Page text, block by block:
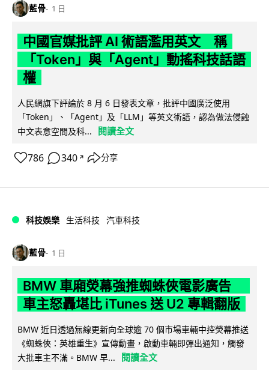
藍骨 1 日
中國官媒批評 AI 術語濫用英文 稱
「Token」與「Agent」動搖科技話語
權
人民網旗下評論於 8 月 6 日發表文章，批評中國廣泛使用
「Token」、「Agent」及「LLM」等英文術語，認為做法侵蝕
中文表意空間及科...
閱讀全文
786 340 ↗ 分享
科技娛樂 生活科技 汽車科技
藍骨 1 日
BMW 車廂熒幕強推蜘蛛俠電影廣告
車主怒轟堪比 iTunes 送 U2 專輯翻版
BMW 近日透過無線更新向全球逾 70 個市場車輛中控熒幕推送
《蜘蛛俠：英雄重生》宣傳動畫，啟動車輛即彈出通知，觸發
大批車主不滿。BMW 早...
閱讀全文